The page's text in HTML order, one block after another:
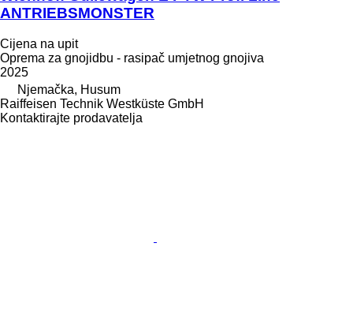
ANTRIEBSMONSTER
Cijena na upit
Oprema za gnojidbu - rasipač umjetnog gnojiva
2025
Njemačka, Husum
Raiffeisen Technik Westküste GmbH
Kontaktirajte prodavatelja